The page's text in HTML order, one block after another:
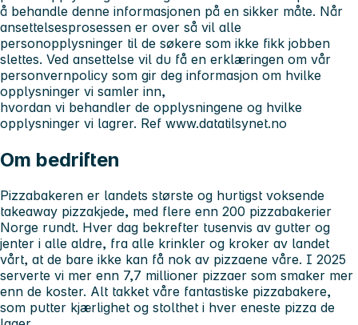
å behandle denne informasjonen på en sikker måte. Når
ansettelsesprosessen er over så vil alle
personopplysninger til de søkere som ikke fikk jobben
slettes. Ved ansettelse vil du få en erklæringen om vår
personvernpolicy som gir deg informasjon om hvilke
opplysninger vi samler inn,
hvordan vi behandler de opplysningene og hvilke
opplysninger vi lagrer. Ref www.datatilsynet.no
Om bedriften
Pizzabakeren er landets største og hurtigst voksende
takeaway pizzakjede, med flere enn 200 pizzabakerier
Norge rundt. Hver dag bekrefter tusenvis av gutter og
jenter i alle aldre, fra alle krinkler og kroker av landet
vårt, at de bare ikke kan få nok av pizzaene våre. I 2025
serverte vi mer enn 7,7 millioner pizzaer som smaker mer
enn de koster. Alt takket våre fantastiske pizzabakere,
som putter kjærlighet og stolthet i hver eneste pizza de